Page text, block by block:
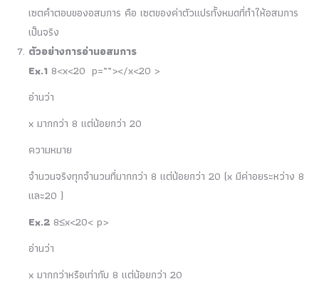
เซตคำตอบของอสมการ คือ เซตของค่าตัวแปรทั้งหมดที่ทำให้อสมการ
เป็นจริง
ตัวอย่างการอ่านอสมการ
Ex.1 8<x<20 p=””></x<20 >
อ่านว่า
x มากกว่า 8 แต่น้อยกว่า 20
ความหมาย
จำนวนจริงทุกจำนวนที่มากกว่า 8 แต่น้อยกว่า 20 (x มีค่าอยระหว่าง 8
และ20 )
Ex.2 8≤x<20< p>
อ่านว่า
x มากกว่าหรือเท่ากับ 8 แต่น้อยกว่า 20